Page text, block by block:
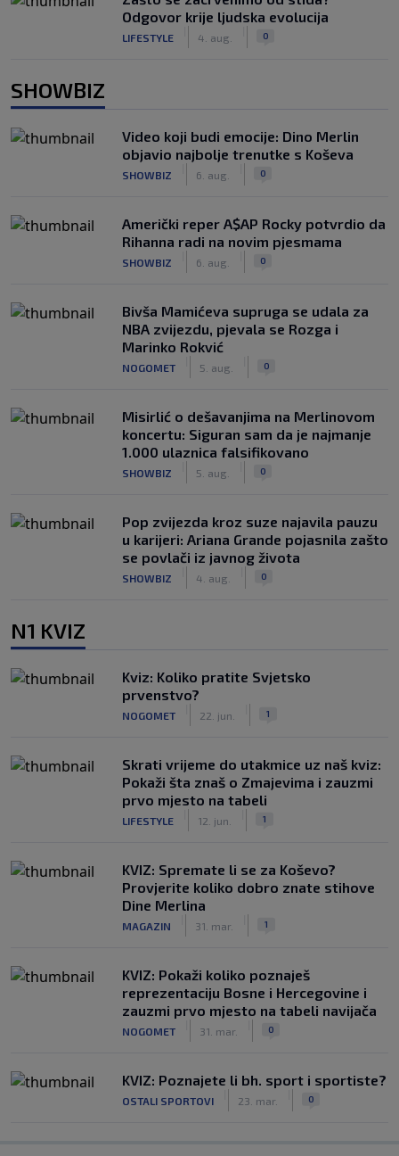
Odgovor krije ljudska evolucija
LIFESTYLE 4. aug. 0
SHOWBIZ
Video koji budi emocije: Dino Merlin
objavio najbolje trenutke s Koševa
SHOWBIZ 6. aug. 0
Američki reper A$AP Rocky potvrdio da
Rihanna radi na novim pjesmama
SHOWBIZ 6. aug. 0
Bivša Mamićeva supruga se udala za
NBA zvijezdu, pjevala se Rozga i
Marinko Rokvić
NOGOMET 5. aug. 0
Misirlić o dešavanjima na Merlinovom
koncertu: Siguran sam da je najmanje
1.000 ulaznica falsifikovano
SHOWBIZ 5. aug. 0
Pop zvijezda kroz suze najavila pauzu
u karijeri: Ariana Grande pojasnila zašto
se povlači iz javnog života
SHOWBIZ 4. aug. 0
N1 KVIZ
Kviz: Koliko pratite Svjetsko
prvenstvo?
NOGOMET 22. jun. 1
Skrati vrijeme do utakmice uz naš kviz:
Pokaži šta znaš o Zmajevima i zauzmi
prvo mjesto na tabeli
LIFESTYLE 12. jun. 1
KVIZ: Spremate li se za Koševo?
Provjerite koliko dobro znate stihove
Dine Merlina
MAGAZIN 31. mar. 1
KVIZ: Pokaži koliko poznaješ
reprezentaciju Bosne i Hercegovine i
zauzmi prvo mjesto na tabeli navijača
NOGOMET 31. mar. 0
KVIZ: Poznajete li bh. sport i sportiste?
OSTALI SPORTOVI 23. mar. 0